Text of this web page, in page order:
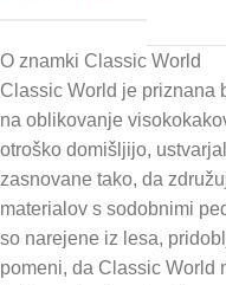
O znamki Classic World
Classic World je priznana
na oblikovanje
otroško domišljijo,
zasnovane tako, da
materialov s sodobnimi
so narejene iz lesa,
pomeni, da Classic World